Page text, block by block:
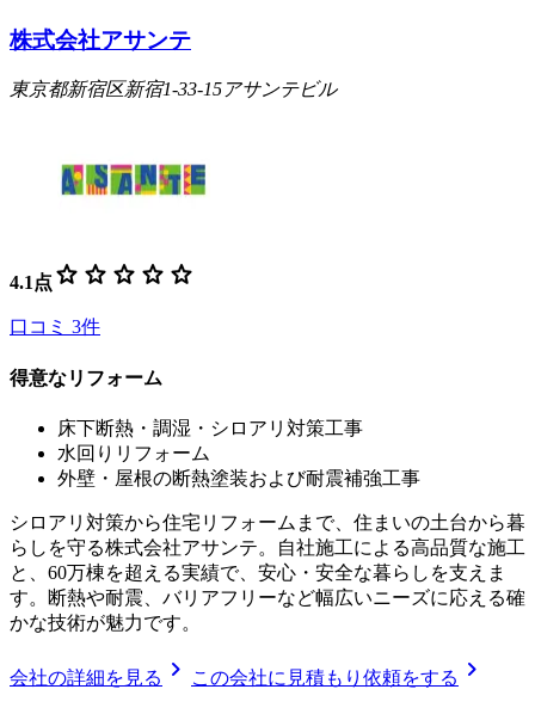
株式会社アサンテ
東京都新宿区新宿1-33-15アサンテビル
4.1 点 star star star star star
口コミ 3件
得意なリフォーム
床下断熱・調湿・シロアリ対策工事
水回りリフォーム
外壁・屋根の断熱塗装および耐震補強工事
シロアリ対策から住宅リフォームまで、住まいの土台から暮
らしを守る株式会社アサンテ。自社施工による高品質な施工
と、60万棟を超える実績で、安心・安全な暮らしを支えま
す。断熱や耐震、バリアフリーなど幅広いニーズに応える確
かな技術が魅力です。
会社の詳細を見る chevron_right この会社に見積もり依頼をする chevron_right